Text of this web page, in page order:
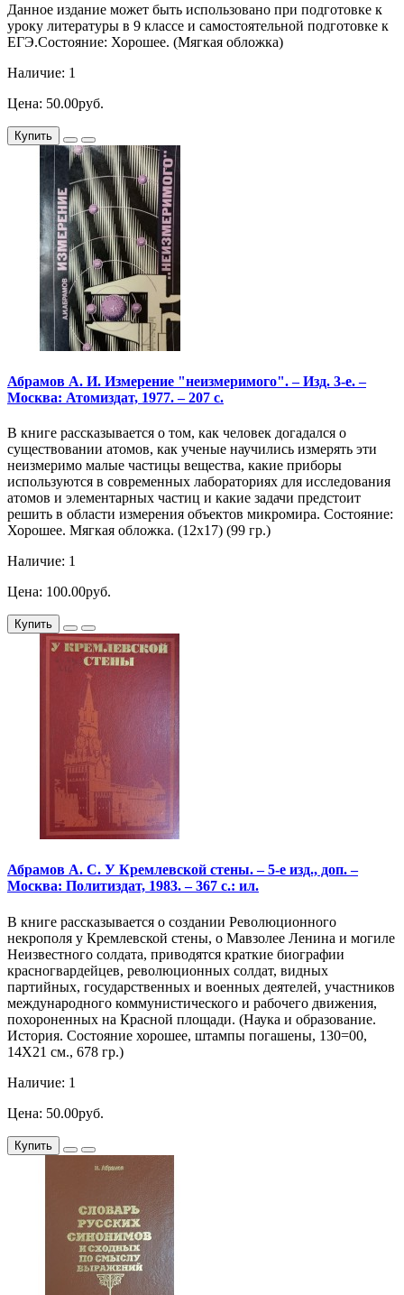
Данное издание может быть использовано при подготовке к
уроку литературы в 9 классе и самостоятельной подготовке к
ЕГЭ.Состояние: Хорошее. (Мягкая обложка)
Наличие: 1
Цена: 50.00руб.
Купить
Абрамов А. И. Измерение "неизмеримого". – Изд. 3-е. –
Москва: Атомиздат, 1977. – 207 с.
В книге рассказывается о том, как человек догадался о
существовании атомов, как ученые научились измерять эти
неизмеримо малые частицы вещества, какие приборы
используются в современных лабораториях для исследования
атомов и элементарных частиц и какие задачи предстоит
решить в области измерения объектов микромира. Состояние:
Хорошее. Мягкая обложка. (12х17) (99 гр.)
Наличие: 1
Цена: 100.00руб.
Купить
Абрамов А. С. У Кремлевской стены. – 5-е изд., доп. –
Москва: Политиздат, 1983. – 367 с.: ил.
В книге рассказывается о создании Революционного
некрополя у Кремлевской стены, о Мавзолее Ленина и могиле
Неизвестного солдата, приводятся краткие биографии
красногвардейцев, революционных солдат, видных
партийных, государственных и военных деятелей, участников
международного коммунистического и рабочего движения,
похороненных на Красной площади. (Наука и образование.
История. Состояние хорошее, штампы погашены, 130=00,
14Х21 см., 678 гр.)
Наличие: 1
Цена: 50.00руб.
Купить